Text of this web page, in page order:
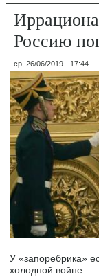
Россию
ср, 26/06/2019 - 17:44
У «запоребрика»
холодной войне.